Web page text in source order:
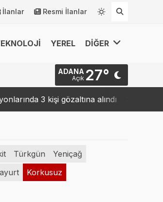
İlanlar Resmi İlanlar
YEREL DİĞER
ADANA
Açık 27°
3 kişi gözaltına alındı 23:16
Türkgün
Yeniçağ
Korkusuz